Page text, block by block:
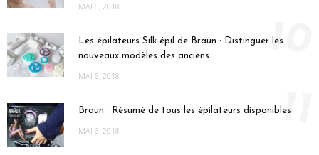
MAI 6, 2018
Les épilateurs Silk-épil de Braun : Distinguer les
nouveaux modèles des anciens
MAI 6, 2018
10
Braun : Résumé de tous les épilateurs disponibles
MAI 6, 2018 11